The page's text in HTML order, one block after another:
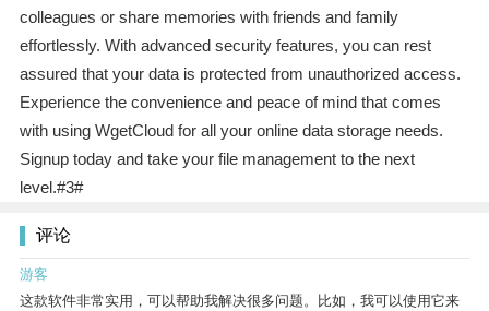
colleagues or share memories with friends and family
effortlessly. With advanced security features, you can rest
assured that your data is protected from unauthorized access.
Experience the convenience and peace of mind that comes
with using WgetCloud for all your online data storage needs.
Signup today and take your file management to the next
level.#3#
评论
游客
这款软件非常实用，可以帮助我解决很多问题。比如，我可以使用它来